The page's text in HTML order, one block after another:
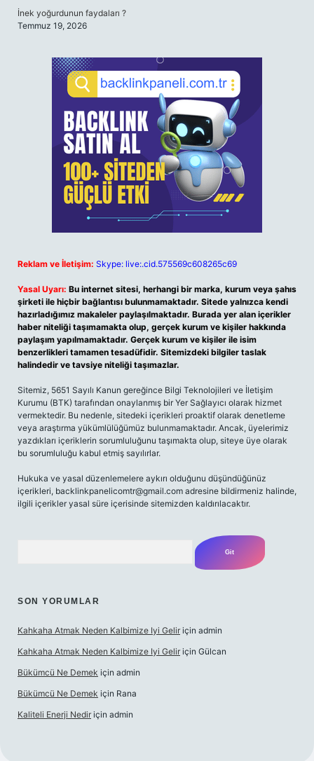
İnek yoğurdunun faydaları ?
Temmuz 19, 2026
Reklam ve İletişim: Skype: live:.cid.575569c608265c69
Yasal Uyarı: Bu internet sitesi, herhangi bir marka, kurum veya şahıs
şirketi ile hiçbir bağlantısı bulunmamaktadır. Sitede yalnızca kendi
hazırladığımız makaleler paylaşılmaktadır. Burada yer alan içerikler
haber niteliği taşımamakta olup, gerçek kurum ve kişiler hakkında
paylaşım yapılmamaktadır. Gerçek kurum ve kişiler ile isim
benzerlikleri tamamen tesadüfidir. Sitemizdeki bilgiler taslak
halindedir ve tavsiye niteliği taşımazlar.
Sitemiz, 5651 Sayılı Kanun gereğince Bilgi Teknolojileri ve İletişim
Kurumu (BTK) tarafından onaylanmış bir Yer Sağlayıcı olarak hizmet
vermektedir. Bu nedenle, sitedeki içerikleri proaktif olarak denetleme
veya araştırma yükümlülüğümüz bulunmamaktadır. Ancak, üyelerimiz
yazdıkları içeriklerin sorumluluğunu taşımakta olup, siteye üye olarak
bu sorumluluğu kabul etmiş sayılırlar.
Hukuka ve yasal düzenlemelere aykırı olduğunu düşündüğünüz
içerikleri, backlinkpanelicomtr@gmail.com adresine bildirmeniz halinde,
ilgili içerikler yasal süre içerisinde sitemizden kaldırılacaktır.
SON YORUMLAR
Kahkaha Atmak Neden Kalbimize Iyi Gelir için admin
Kahkaha Atmak Neden Kalbimize Iyi Gelir için Gülcan
Bükümcü Ne Demek için admin
Bükümcü Ne Demek için Rana
Kaliteli Enerji Nedir için admin